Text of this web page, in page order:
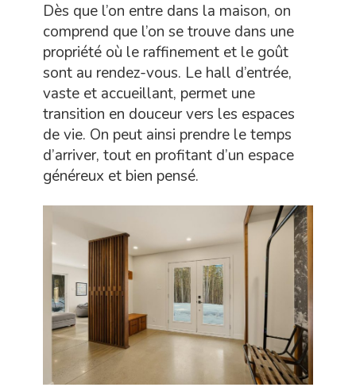
Dès que l’on entre dans la maison, on
comprend que l’on se trouve dans une
propriété où le raffinement et le goût
sont au rendez-vous. Le hall d’entrée,
vaste et accueillant, permet une
transition en douceur vers les espaces
de vie. On peut ainsi prendre le temps
d’arriver, tout en profitant d’un espace
généreux et bien pensé.